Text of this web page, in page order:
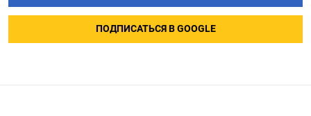
ПОДПИСАТЬСЯ В GOOGLE